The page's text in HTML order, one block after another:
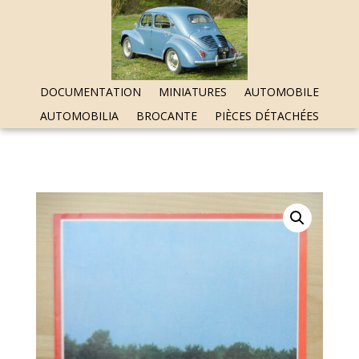
DOCUMENTATION MINIATURES
AUTOMOBILE
AUTOMOBILIA
BROCANTE PIÈCES DÉTACHÉES